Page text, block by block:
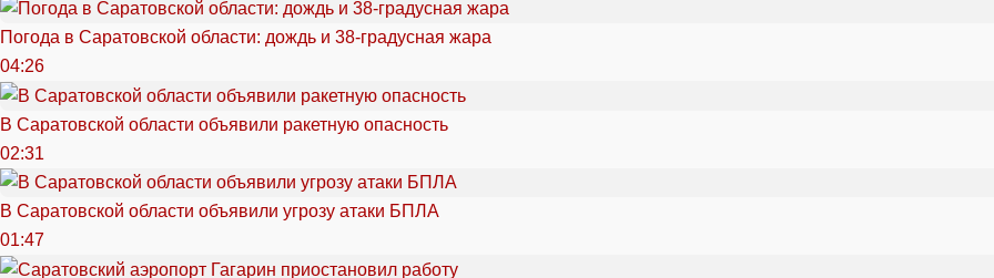
Погода в Саратовской области: дождь и 38-градусная жара
04:26
В Саратовской области объявили ракетную опасность
02:31
В Саратовской области объявили угрозу атаки БПЛА
01:47